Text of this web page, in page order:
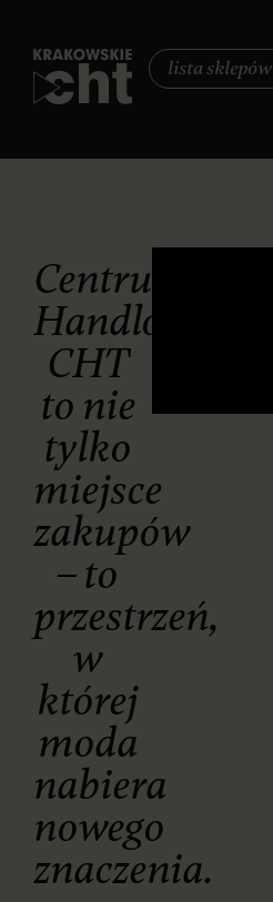
lista sklepów
Centrum
Handlowe
CHT
to nie
tylko
miejsce
zakupów
– to
przestrzeń,
w
której
moda
nabiera
nowego
znaczenia.